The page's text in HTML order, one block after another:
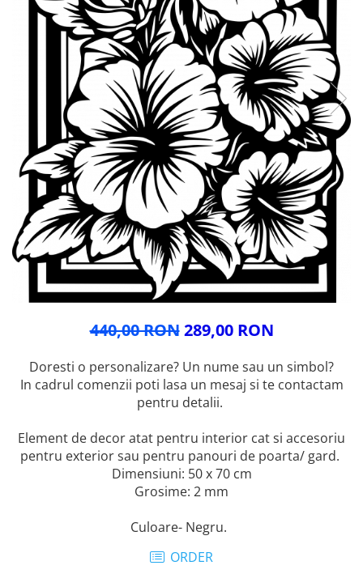
Glisiere / feronerii
Feroneriile PergoLino®
Glisiere din aluminiu
Glisiere compozit HDPE
440,00 RON 289,00 RON
Doresti o personalizare? Un nume sau un simbol?
In cadrul comenzii poti lasa un mesaj si te contactam
pentru detalii.
Element de decor atat pentru interior cat si accesoriu
pentru exterior sau pentru panouri de poarta/ gard.
Dimensiuni: 50 x 70 cm
Grosime: 2 mm
Culoare- Negru.
ORDER